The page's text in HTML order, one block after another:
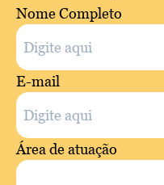
Nome Completo
E-mail
Área de atuação